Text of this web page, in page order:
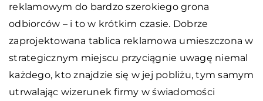
reklamowym do bardzo szerokiego grona
odbiorców – i to w krótkim czasie. Dobrze
zaprojektowana tablica reklamowa umieszczona w
strategicznym miejscu przyciągnie uwagę niemal
każdego, kto znajdzie się w jej pobliżu, tym samym
utrwalając wizerunek firmy w świadomości